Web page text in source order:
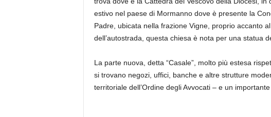
estivo nel paese di Mormanno dove è presente la
Padre, ubicata nella frazione Vigne, proprio accanto
dell’autostrada, questa chiesa è nota per una statua
La parte nuova, detta “Casale”, molto più estesa
si trovano negozi, uffici, banche e altre strutture
territoriale dell’Ordine degli Avvocati – e un